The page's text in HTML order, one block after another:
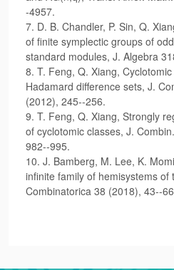
-4957.
7. D. B. Chandler, P. Sin, Q.
of finite symplectic groups of
standard modules, J. Algebra
8. T. Feng, Q. Xiang,
Hadamard difference sets, J.
(2012), 245--256.
9. T. Feng, Q. Xiang, Strongly
of cyclotomic classes, J.
982--995.
10. J. Bamberg, M. Lee, K.
infinite family of hemisystems of
Combinatorica 38 (2018), 43--